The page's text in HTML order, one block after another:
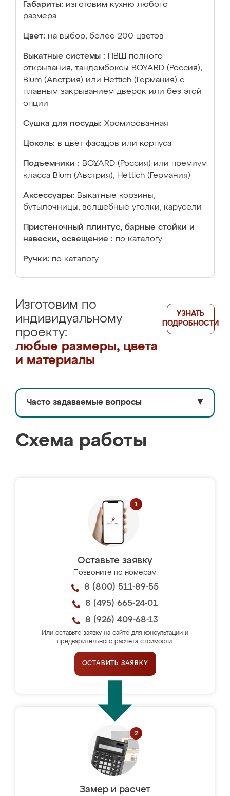
Габариты: изготовим кухню любого
размера
Цвет: на выбор, более 200 цветов
Выкатные системы :
ПВШ полного
открывания, тандембоксы BOYARD (Россия),
Blum (Австрия) или Hettich (Германия) с
плавным закрыванием дверок или без этой
опции
Сушка для посуды: Хромированная
Цоколь: в цвет фасадов или корпуса
Подъемники : BOYARD (Россия) или премиум
класса Blum (Австрия), Hettich (Германия)
Аксессуары: Выкатные корзины,
бутылочницы, волшебные уголки, карусели
Пристеночный плинтус, барные стойки и
навески, освещение : по каталогу
Ручки: по каталогу
Изготовим по
индивидуальному
проекту:
любые размеры, цвета
и материалы
УЗНАТЬ
ПОДРОБНОСТИ
Часто задаваемые вопросы ▼
Схема работы
Оставьте заявку
Позвоните по номерам
8 (800) 511-89-55
8 (495) 665-24-01
8 (926) 409-68-13
Или оставьте заявку на сайте для консультации и
предварительного расчёта стоимости.
ОСТАВИТЬ ЗАЯВКУ
Замер и расчет